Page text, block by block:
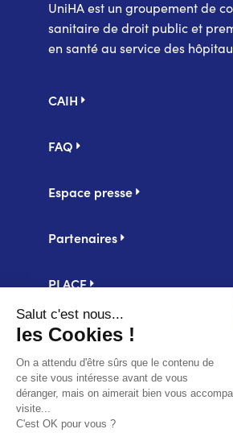
UniHA est un groupement de
sanitaire de droit public et
en santé au service des
de
CAIH
FAQ
Espace presse
Partenaires
PLACE
Centrale d'achat UniHA
Second